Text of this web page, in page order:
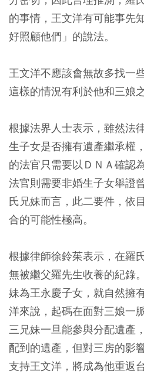
的事情，王文洋有可能事先
好照顧他們」的說法。
王文洋不應該會無故多找一
這樣的情況有利於他和三娘
根據法界人士表示，雖然法
生子女是否擁有遺產繼承權
的法官只需要以ＤＮＡ確認
法官則需要非婚生子女舉證
氏兄妹而言，此二要件，依
合的可能性極高。
根據律師徐鈴茱表示，在羅
無被繼父羅先生收養的紀錄
妹為王永慶子女，就自然擁
洋來說，起碼在面對三娘一
三兄妹一旦能參與分配遺產
配到的遺產，但對三房的影
支持王文洋，將成為他重返